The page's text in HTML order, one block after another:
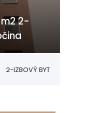
2-
2-IZBOVÝ BYT